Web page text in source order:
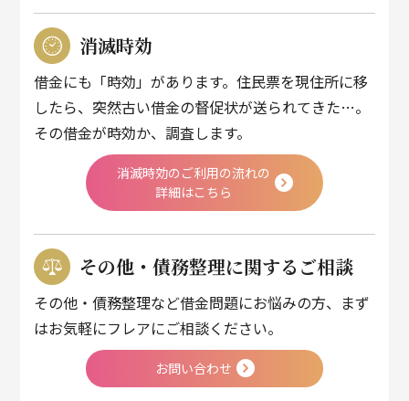
消滅時効
借金にも「時効」があります。住民票を現住所に移
したら、突然古い借金の督促状が送られてきた…。
その借金が時効か、調査します。
消滅時効のご利用の流れの
詳細はこちら
その他・債務整理に関するご相談
その他・債務整理など借金問題にお悩みの方、まず
はお気軽にフレアにご相談ください。
お問い合わせ